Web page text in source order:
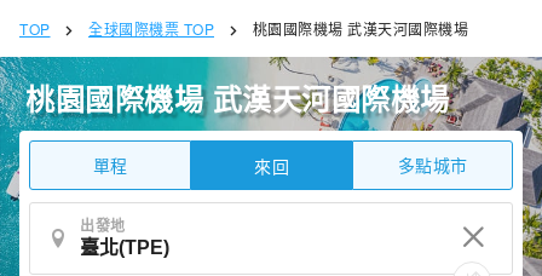
TOP 全球國際機票 TOP 桃園國際機場 武漢天河國際機場
桃園國際機場 武漢天河國際機場
單程 來回 多點城市
出發地